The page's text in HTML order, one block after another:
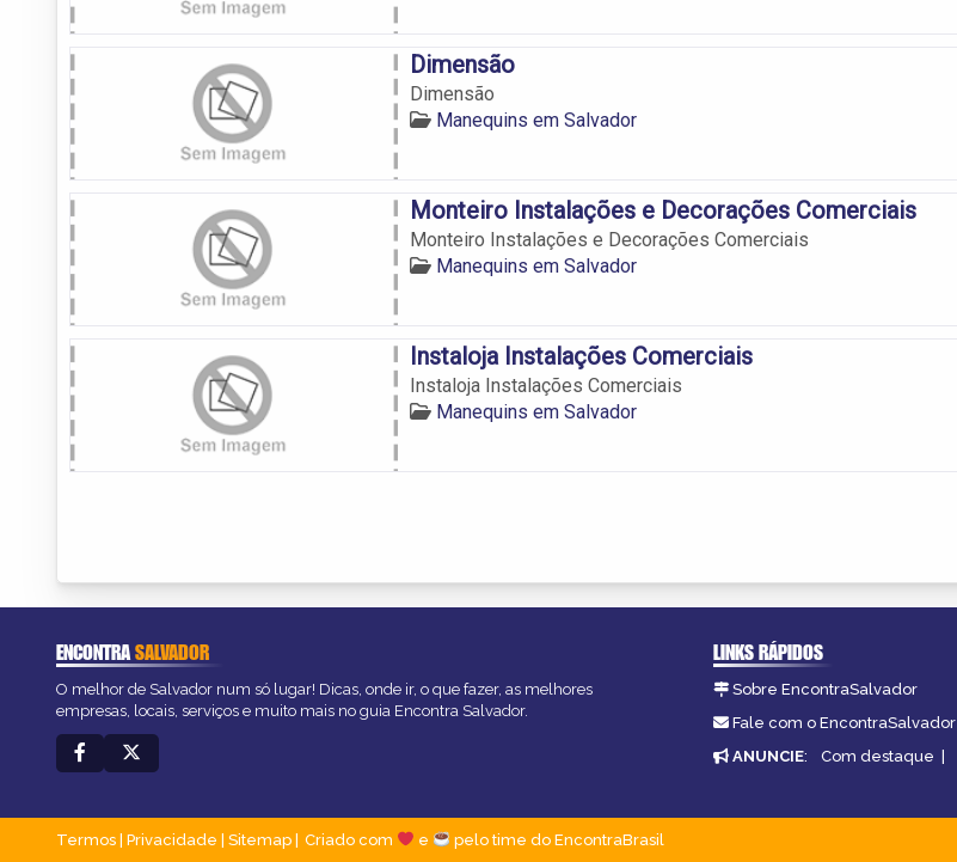
Dimensão
Dimensão
Manequins em Salvador
Monteiro Instalações e Decorações Comerciais
Monteiro Instalações e Decorações Comerciais
Manequins em Salvador
Instaloja Instalações Comerciais
Instaloja Instalações Comerciais
Manequins em Salvador
ENCONTRASALVADOR
O melhor de Salvador num só lugar! Dicas, onde ir, o que fazer, as melhores
empresas, locais, serviços e muito mais no guia Encontra Salvador.
LINKS RÁPIDOS
Sobre EncontraSalvador
Fale com o EncontraSalvador
ANUNCIE: Com destaque |
Termos Privacidade Sitemap Criado com e pelo time do EncontraBrasil